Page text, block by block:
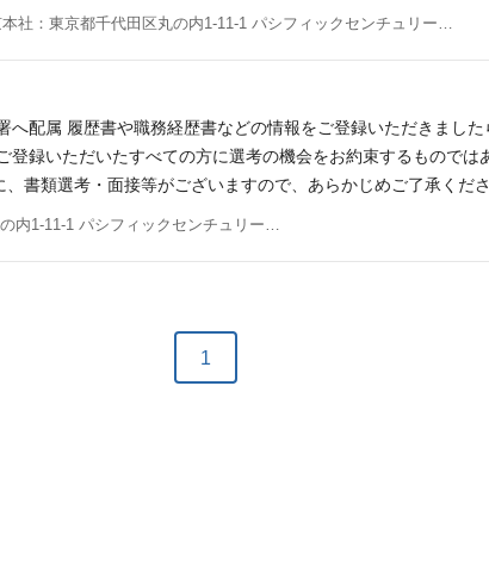
資産運用会社として、トレーディング業務を行なうトレーデ
ディング部 ・業務部 ・システム部 ーーーーーーーーーーー
ーーーーーーーーーー 求める人物像 わたしたちが創業当時か
う意欲を持ち、オーナーシップを持って社会に貢献できる
新しいチャレンジを楽しめる方 （学歴、年齢、国籍は問いま
や職務経歴書などの情報をご登録いただきましたら、募集す
の機会をお約束するものではありません。 ※当社からのご案
査 面接（複数回） 求める人物像 わたしたちが創業当時から
意欲を持ち、オーナーシップを持って社会に貢献できる方
いチャレンジを楽しめる方 （学歴、年齢、国籍は問いません
配属 履歴書や職務経歴書などの情報をご登録いただきまし
録いただいたすべての方に選考の機会をお約束するもので
書類選考・面接等がございますので、あらかじめご了承くだ
たはオンラインで実施する予定です 求める人物像 わたしたち
長しようという意欲を持ち、オーナーシップを持って社会に
可能です。個別にご相談のうえ、勤務時間を決定します。 ●ど
勤はありますか。 転居を伴う転勤はございません。
1